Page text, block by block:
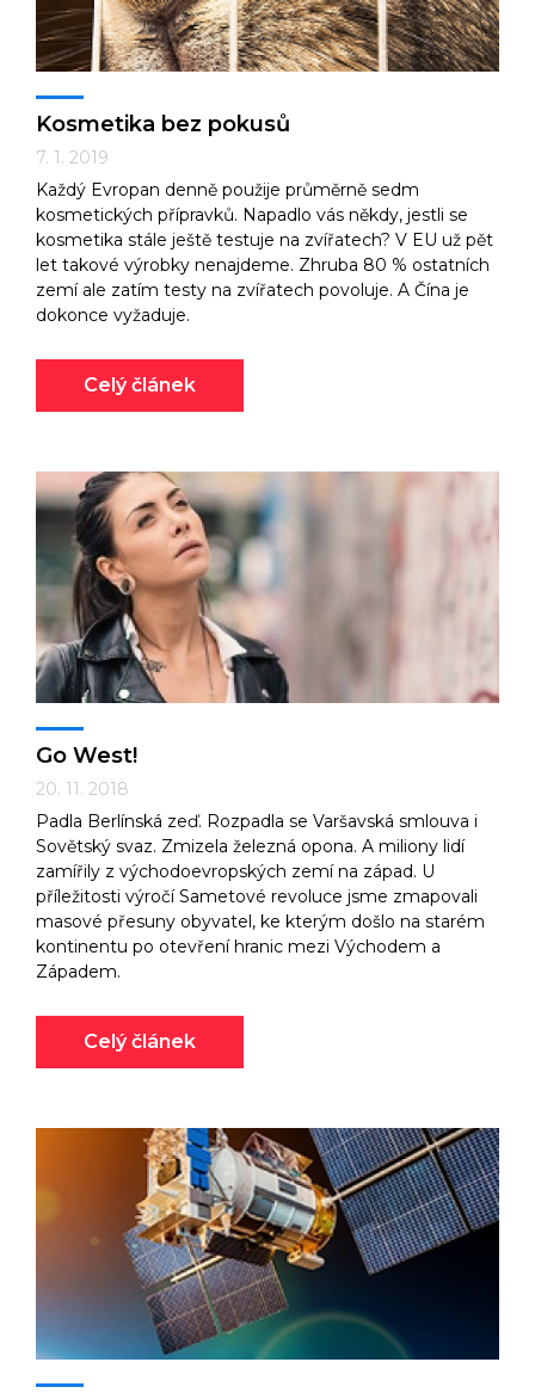
Kosmetika bez pokusů
7. 1. 2019
Každý Evropan denně použije průměrně sedm
kosmetických přípravků. Napadlo vás někdy, jestli se
kosmetika stále ještě testuje na zvířatech? V EU už pět
let takové výrobky nenajdeme. Zhruba 80 % ostatních
zemí ale zatím testy na zvířatech povoluje. A Čína je
dokonce vyžaduje.
Celý článek
Go West!
20. 11. 2018
Padla Berlínská zeď. Rozpadla se Varšavská smlouva i
Sovětský svaz. Zmizela železná opona. A miliony lidí
zamířily z východoevropských zemí na západ. U
příležitosti výročí Sametové revoluce jsme zmapovali
masové přesuny obyvatel, ke kterým došlo na starém
kontinentu po otevření hranic mezi Východem a
Západem.
Celý článek